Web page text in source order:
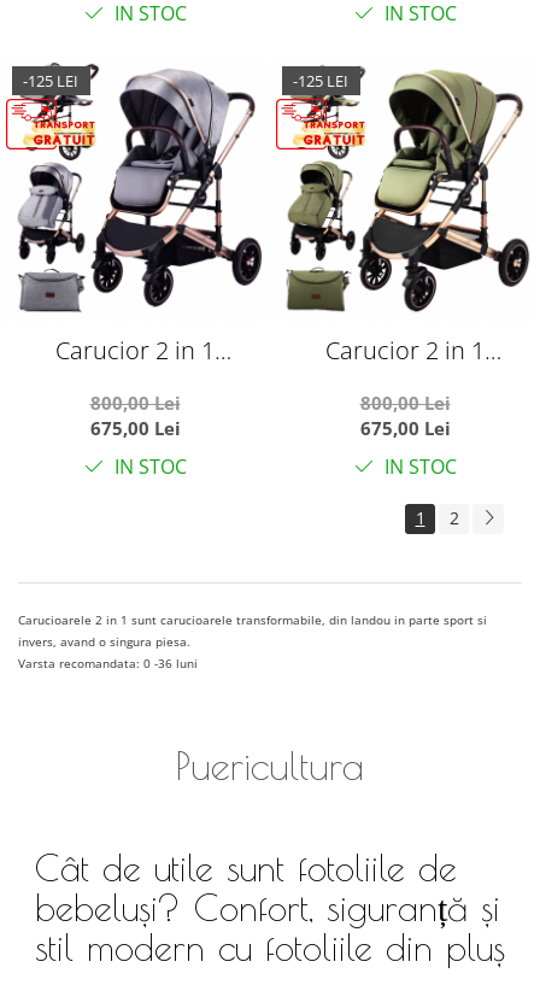
IN STOC IN STOC
-125 LEI
Carucior 2 in 1
pliabil, F3 Luxury Grey
800,00 Lei
675,00 Lei
IN STOC
-125 LEI
Carucior 2 in 1
pliabil, F3 Luxury Olive
800,00 Lei
675,00 Lei
IN STOC
1 2
Carucioarele 2 in 1 sunt carucioarele transformabile, din landou in parte sport si
invers, avand o singura piesa.
Varsta recomandata: 0 -36 luni
Puericultura
Cât de utile sunt fotoliile de
bebeluși? Confort, siguranță și
stil modern cu fotoliile din pluș